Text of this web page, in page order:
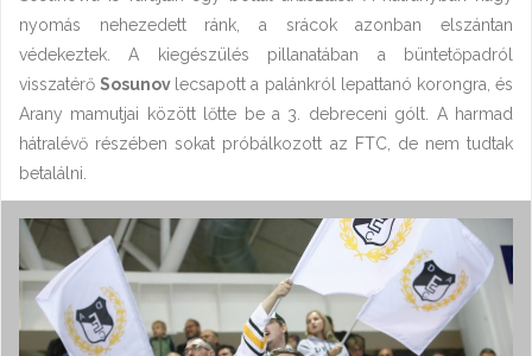
nyomás nehezedett ránk, a srácok azonban elszántan
védekeztek. A kiegészülés pillanatában a büntetőpadról
visszatérőSosunov lecsapott a palánkról lepattanó korongra, és
Arany mamutjai között lőtte be a 3. debreceni gólt. A harmad
hátralévő részében sokat próbálkozott az FTC, de nem tudtak
betalálni.